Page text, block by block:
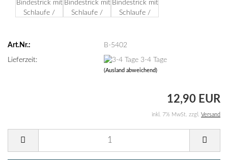
Art.Nr.: B-5402
Lieferzeit: 3-4 Tage
(Ausland abweichend)
12,90 EUR
inkl. 7% MwSt. zzgl. Versand